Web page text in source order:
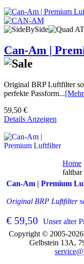
Can-Am |
Original BRP Luftfilter
perfekte Passform...
59,50 €
Details Anzeigen
Can-Am | Premium
Original BRP Luftfilter
€ 59,50 Unser alter
Home
Copyright © 2005-
Gelbstein 13A,